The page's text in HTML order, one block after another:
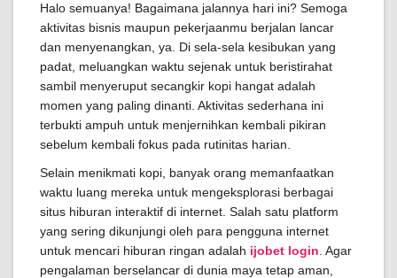
Halo semuanya! Bagaimana jalannya hari ini? Semoga
aktivitas bisnis maupun pekerjaanmu berjalan lancar
dan menyenangkan, ya. Di sela-sela kesibukan yang
padat, meluangkan waktu sejenak untuk beristirahat
sambil menyeruput secangkir kopi hangat adalah
momen yang paling dinanti. Aktivitas sederhana ini
terbukti ampuh untuk menjernihkan kembali pikiran
sebelum kembali fokus pada rutinitas harian.
Selain menikmati kopi, banyak orang memanfaatkan
waktu luang mereka untuk mengeksplorasi berbagai
situs hiburan interaktif di internet. Salah satu platform
yang sering dikunjungi oleh para pengguna internet
untuk mencari hiburan ringan adalah ijobet login . Agar
pengalaman berselancar di dunia maya tetap aman,